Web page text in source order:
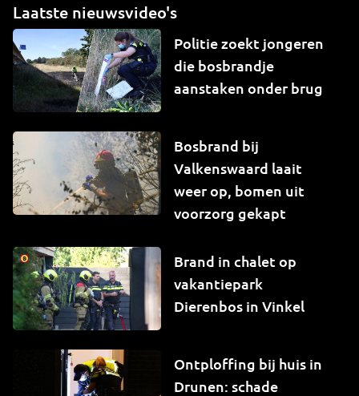
Laatste nieuwsvideo's
Politie zoekt jongeren
die bosbrandje
aanstaken onder brug
Bosbrand bij
Valkenswaard laait
weer op, bomen uit
voorzorg gekapt
Brand in chalet op
vakantiepark
Dierenbos in Vinkel
Ontploffing bij huis in
Drunen: schade